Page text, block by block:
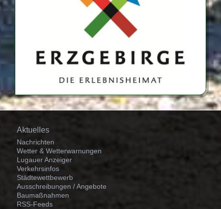
Navigation
überspringen
Aktuelles
Nachrichten
Wetter & Wetterwarnungen
Lugauer Anzeiger
Verkehrsinfos
Städtewettbewerb
Ausschreibungen / Angebote
Baumaßnahmen
RSS-Feeds